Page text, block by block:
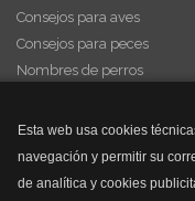
Esta web usa cookies
navegación y permitir su
de analítica y cookies
Consejos para aves
Consejos para peces
Nombres de perros
y mucho más...